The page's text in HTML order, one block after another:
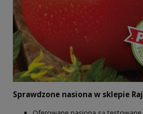
Sprawdzone nasiona w sklepie